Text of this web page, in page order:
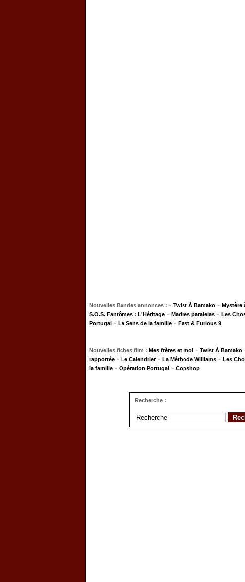
Nouvelles Bandes annonces : - Twist À Bamako - Mystère
S.O.S. Fantômes : L'Héritage - Madres paralelas - Les
Portugal - Le Sens de la famille - Fast & Furious 9
Nouvelles fiches film : Mes frères et moi - Twist À Bamako
rapportée - Le Calendrier- La Méthode Williams - Les
la famille - Opération Portugal - Copshop
Recherche :